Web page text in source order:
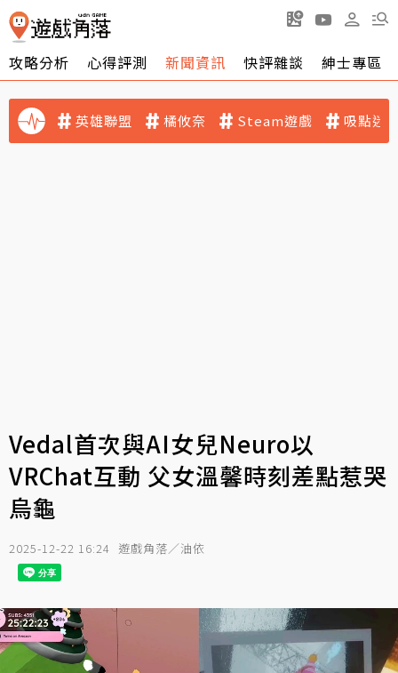
攻略分析 心得評測 新聞資訊 快評雜談 紳士專區
英雄聯盟 橘攸奈 Steam遊戲 吸點迷
Vedal首次與AI女兒Neuro以
VRChat互動 父女溫馨時刻差點惹哭
烏龜
2025-12-22 16:24 遊戲角落／油依